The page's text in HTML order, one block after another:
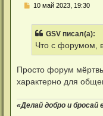
Н
н
н
е
с
10 май 2023, 19:30
GSV писал(а):
Что с форумом,
Просто форум
характерно для
«Делай добро и бросай